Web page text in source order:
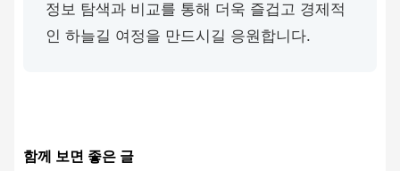
정보 탐색과 비교를 통해 더욱 즐겁고 경제적
인 하늘길 여정을 만드시길 응원합니다.
함께 보면 좋은 글